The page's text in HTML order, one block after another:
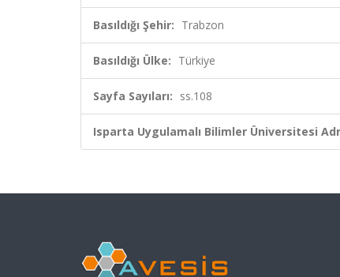
Basıldığı Şehir: Trabzon
Basıldığı Ülke: Türkiye
Sayfa Sayıları: ss.108
Isparta Uygulamalı Bilimler Üniversitesi